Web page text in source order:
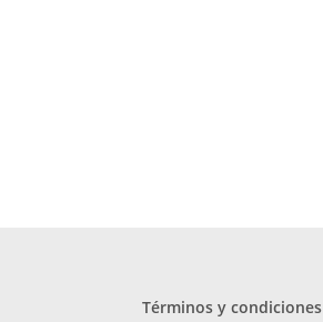
Términos y condiciones